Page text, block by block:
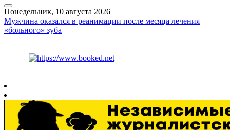
Понедельник, 10 августа 2026
Мужчина оказался в реанимации после месяца лечения
«больного» зуба